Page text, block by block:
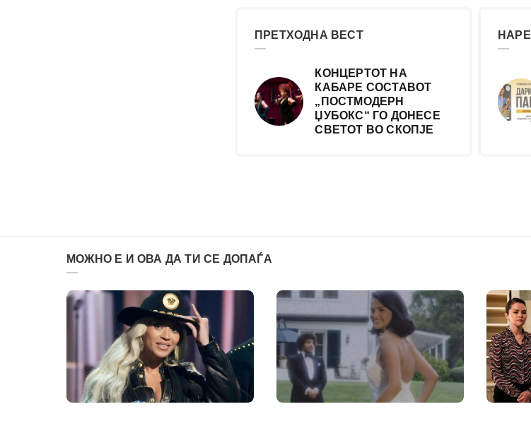
ПРЕТХОДНА ВЕСТ
КОНЦЕРТОТ НА
КАБАРЕ СОСТАВОТ
„ПОСТМОДЕРН
ЏУБОКС“ ГО ДОНЕСЕ
СВЕТОТ ВО СКОПЈЕ
МОЖНО Е И ОВА ДА ТИ СЕ ДОПАЃА